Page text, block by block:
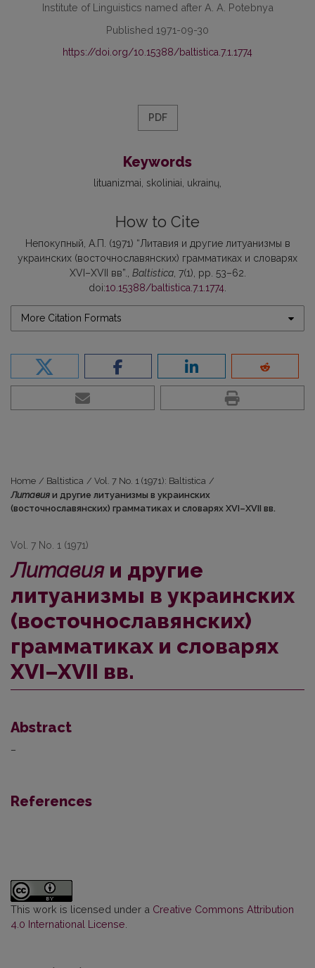
Institute of Linguistics named after A. A. Potebnya
Published 1971-09-30
https://doi.org/10.15388/baltistica.7.1.1774
PDF
Keywords
lituanizmai skoliniai ukrainų
How to Cite
Непокупный, А.П. (1971) “Литавия и другие литуанизмы в
украинских (восточнославянских) грамматиках и словарях
XVI–XVII вв”., Baltistica, 7(1), pp. 53–62.
doi:10.15388/baltistica.7.1.1774.
More Citation Formats
Home / Baltistica / Vol. 7 No. 1 (1971): Baltistica /
Литавия и другие литуанизмы в украинских
(восточнославянских) грамматиках и словарях XVI–XVII вв.
Vol. 7 No. 1 (1971)
Литавияи другие
литуанизмы в украинских
(восточнославянских)
грамматиках и словарях
XVI–XVII вв.
Abstract
–
References
This work is licensed under a Creative Commons Attribution
4.0 International License